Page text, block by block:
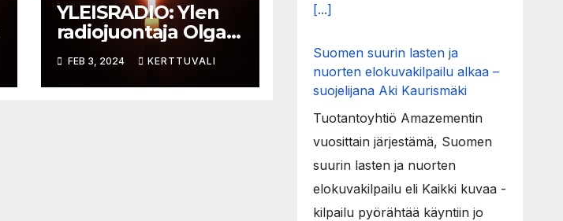
YLEISRADIO: Ylen
radiojuontaja Olga
Ketonen on kuollut
FEB 3, 2024 KERTTUVALI
[...]
Suomen suurin lasten ja
nuorten elokuvakilpailu alkaa –
suojelijana Aki Kaurismäki
Tuotantoyhtiö Amazementin
vuosittain järjestämä, Suomen
suurin lasten ja nuorten
elokuvakilpailu eli Kaikki kuvaa -
kilpailu pyörähtää käyntiin jo